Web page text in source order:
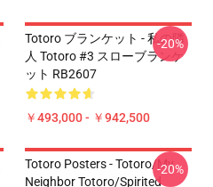
Totoro ブランケット - 私の隣
人 Totoro #3 スローブランケ
ット RB2607
￥493,000 - ￥942,500
-20%
Totoro Posters - Totoro/my
Neighbor Totoro/spirited
-20%